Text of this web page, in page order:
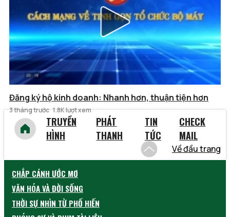
Đăng ký hộ kinh doanh: Nhanh hơn, thuận tiện hơn
3 tháng trước 1.8K lượt xem
TRUYỀN
HÌNH
PHÁT
THANH
TIN
TỨC
CHECK
MAIL
Về đầu trang
CHẮP CÁNH ƯỚC MƠ
VĂN HÓA VÀ ĐỜI SỐNG
THỜI SỰ NHÌN TỪ PHỐ HIẾN